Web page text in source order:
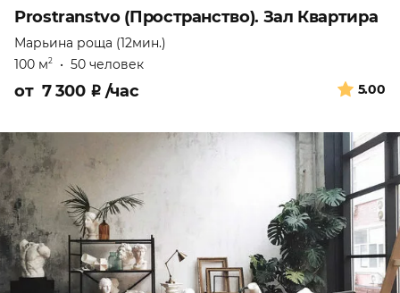
Prostranstvo (Пространство). Зал Квартира
Марьина роща (12мин.)
100 м2 • 50 человек
5.00
от 7 300 ₽ /час